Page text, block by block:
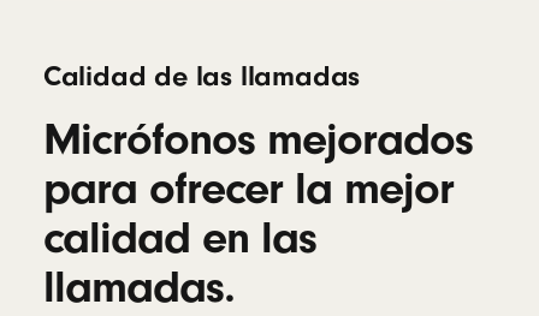
Calidad de las llamadas
Micrófonos mejorados
para ofrecer la mejor
calidad en las
llamadas.